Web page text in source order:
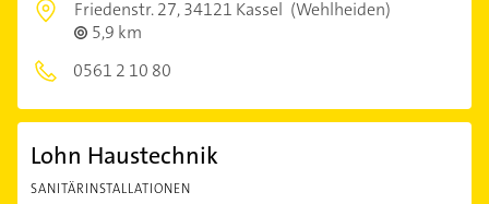
Friedenstr. 27,34121 Kassel (Wehlheiden)
5,9 km
0561 2 10 80
Lohn Haustechnik
SANITÄRINSTALLATIONEN